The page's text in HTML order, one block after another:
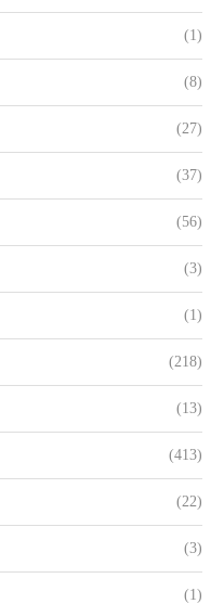
(1)
(8)
(27)
(37)
(56)
(3)
(1)
(218)
(13)
(413)
(22)
(3)
(1)